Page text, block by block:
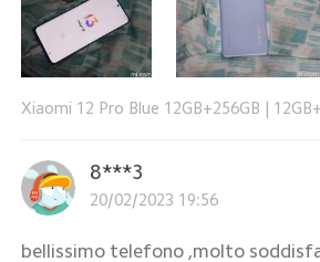
Xiaomi 12 Pro Blue 12GB+256GB
8***3
20/02/2023 19:56
bellissimo telefono ,molto